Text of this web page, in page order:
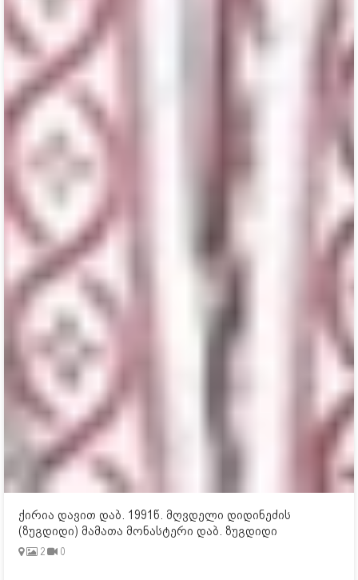
ქირია დავით დაბ. 1991წ. მღვდელი დიდინეძის
(ზუგდიდი) მამათა მონასტერი დაბ. ზუგდიდი
2 0